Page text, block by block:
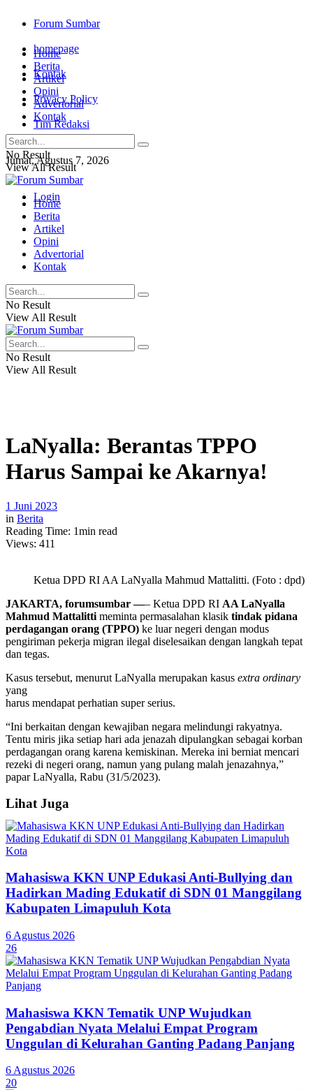
Forum Sumbar
homepage
Kontak
Privacy Policy
Tim Redaksi
Jumat, Agustus 7, 2026
Login
Home
Berita
Artikel
Opini
Advertorial
Kontak
No Result
View All Result
Home
Berita
Artikel
Opini
Advertorial
Kontak
No Result
View All Result
No Result
View All Result
LaNyalla: Berantas TPPO
Harus Sampai ke Akarnya!
1 Juni 2023
in Berita
Reading Time: 1min read
Views: 411
Ketua DPD RI AA LaNyalla Mahmud Mattalitti. (Foto : dpd)
JAKARTA, forumsumbar —– Ketua DPD RI AA LaNyalla
Mahmud Mattalitti meminta permasalahan klasik tindak pidana
perdagangan orang (TPPO) ke luar negeri dengan modus
pengiriman pekerja migran ilegal diselesaikan dengan langkah tepat
dan tegas.
Kasus tersebut, menurut LaNyalla merupakan kasus extra ordinary
yang
harus mendapat perhatian super serius.
“Ini berkaitan dengan kewajiban negara melindungi rakyatnya.
Tentu miris jika setiap hari ada jenazah dipulangkan sebagai korban
perdagangan orang karena kemiskinan. Mereka ini berniat mencari
rezeki di negeri orang, namun yang pulang malah jenazahnya,”
papar LaNyalla, Rabu (31/5/2023).
Lihat Juga
Mahasiswa KKN UNP Edukasi Anti-Bullying dan
Hadirkan Mading Edukatif di SDN 01 Manggilang
Kabupaten Limapuluh Kota
6 Agustus 2026
26
Mahasiswa KKN Tematik UNP Wujudkan
Pengabdian Nyata Melalui Empat Program
Unggulan di Kelurahan Ganting Padang Panjang
6 Agustus 2026
20